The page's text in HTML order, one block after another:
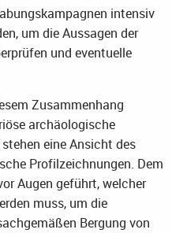
intensiv
um die Aussagen der
und eventuelle
Zusammenhang
archäologische
eine Ansicht des
Profilzeichnungen. Dem
Augen geführt, welcher
muss, um die
Bergung von